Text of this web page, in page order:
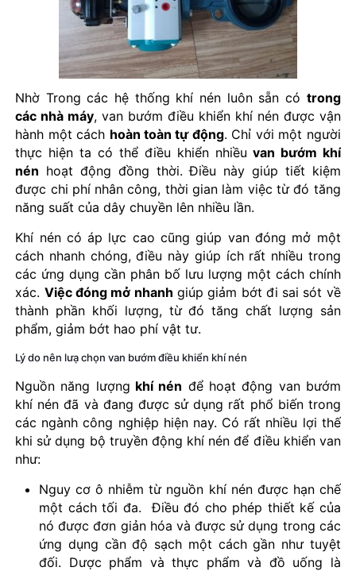
Nhờ Trong các hệ thống khí nén luôn sẵn có trong
các nhà máy, van bướm điều khiển khí nén được vận
hành một cách hoàn toàn tự động. Chỉ với một người
thực hiện ta có thể điều khiển nhiều van bướm khí
nén hoạt động đồng thời. Điều này giúp tiết kiệm
được chi phí nhân công, thời gian làm việc từ đó tăng
năng suất của dây chuyền lên nhiều lần.
Khí nén có áp lực cao cũng giúp van đóng mở một
cách nhanh chóng, điều này giúp ích rất nhiều trong
các ứng dụng cần phân bố lưu lượng một cách chính
xác. Việc đóng mở nhanh giúp giảm bớt đi sai sót về
thành phần khối lượng, từ đó tăng chất lượng sản
phẩm, giảm bớt hao phí vật tư.
Lý do nên lưạ chọn van bướm điều khiển khí nén
Nguồn năng lượng khí nén để hoạt động van bướm
khí nén đã và đang được sử dụng rất phổ biến trong
các ngành công nghiệp hiện nay. Có rất nhiều lợi thế
khi sử dụng bộ truyền động khí nén để điều khiển van
như:
Nguy cơ ô nhiễm từ nguồn khí nén được hạn chế
một cách tối đa. Điều đó cho phép thiết kế của
nó được đơn giản hóa và được sử dụng trong các
ứng dụng cần độ sạch một cách gần như tuyệt
đối. Dược phẩm và thực phẩm và đồ uống là